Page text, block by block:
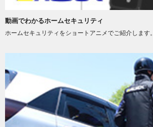
動画でわかるホームセキュリティ
ホームセキュリティをショートアニメでご紹介します。